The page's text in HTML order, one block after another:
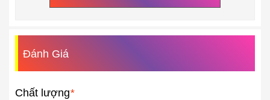
Đánh Giá
Chất lượng*